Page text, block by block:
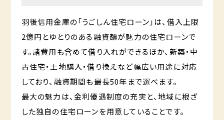
羽後信用金庫の「うごしん住宅ローン」は、借入上限
2億円とゆとりのある融資額が魅力の住宅ローンで
す。諸費用も含めて借り入れができるほか、新築・中
古住宅・土地購入・借り換えなど幅広い用途に対応
しており、融資期間も最長50年まで選べます。
最大の魅力は、金利優遇制度の充実と、地域に根ざ
した独自の住宅ローンを用意していることです。